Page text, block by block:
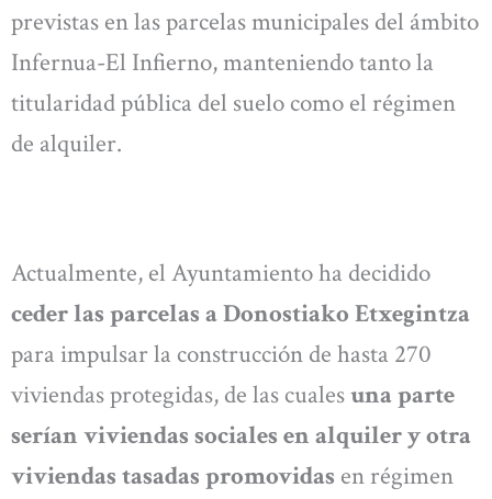
previstas en las parcelas municipales del ámbito
Infernua-El Infierno, manteniendo tanto la
titularidad pública del suelo como el régimen
de alquiler.
Actualmente, el Ayuntamiento ha decidido
ceder las parcelas a Donostiako Etxegintza
para impulsar la construcción de hasta 270
viviendas protegidas, de las cualesuna parte
serían viviendas sociales en alquiler y otra
viviendas tasadas promovidas en régimen